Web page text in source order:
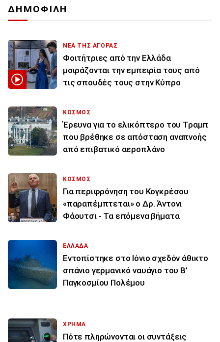
ΔΗΜΟΦΙΛΗ
ΝΕΑ ΤΗΣ ΑΓΟΡΑΣ
Φοιτήτριες από την Ελλάδα
μοιράζονται την εμπειρία τους από
τις σπουδές τους στην Κύπρο
ΚΟΣΜΟΣ
Έρευνα για το ελικόπτερο του Τραμπ
που βρέθηκε σε απόσταση αναπνοής
από επιβατικό αεροπλάνο
ΚΟΣΜΟΣ
Για περιφρόνηση του Κογκρέσου
«παραπέμπτεται» ο Δρ. Άντονι
Φάουτσι - Τα επόμενα βήματα
ΕΛΛΑΔΑ
Εντοπίστηκε στο Ιόνιο σχεδόν άθικτο
σπάνιο γερμανικό ναυάγιο του Β’
Παγκοσμίου Πολέμου
ΧΡΗΜΑ
Πότε πληρώνονται οι συντάξεις